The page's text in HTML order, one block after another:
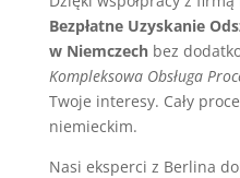
Bezpłatne Uzyskanie
w Niemczechbez
Kompleksowa Obsługa
Twoje interesy. Cały
niemieckim.
Nasi eksperci z Berlina